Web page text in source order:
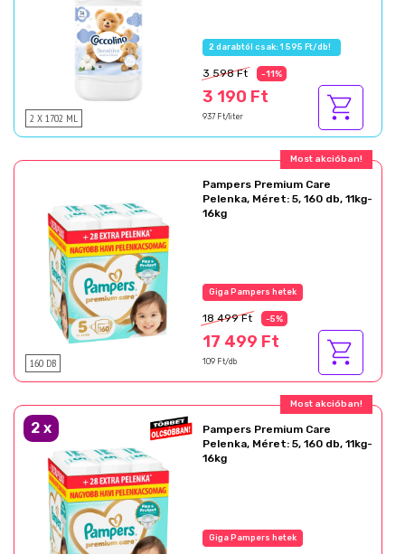
2 X 1702 ML
Az akció részletei
3 598 Ft -11%
3 190 Ft
937 Ft/liter
Ajándék akció!
160 DB
Pampers Premium Care
Pelenka, Méret: 5, 160 db, 11kg-
16kg
Az akció részletei
18 499 Ft -5%
17 499 Ft
109 Ft/db
Ajándék akció!
2 x
Pampers Premium Care
Pelenka, Méret: 5, 160 db, 11kg-
16kg
Az akció részletei